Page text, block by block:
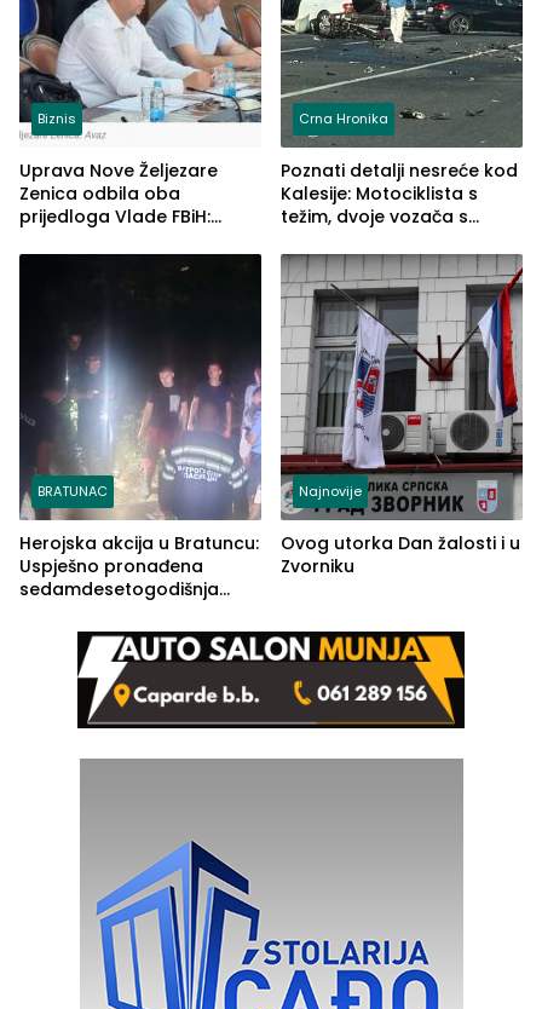
Biznis
Uprava Nove Željezare
Zenica odbila oba
prijedloga Vlade FBiH:
rješenje
Crna Hronika
Poznati detalji nesreće kod
Kalesije: Motociklista s
težim, dvoje vozača s
BRATUNAC
Herojska akcija u Bratuncu:
Uspješno pronađena
sedamdesetogodišnja
Kravice.
Najnovije
Ovog utorka Dan žalosti i u
Zvorniku